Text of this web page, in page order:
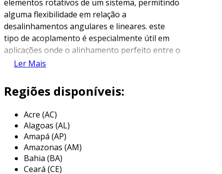
elementos rotativos de um sistema, permitindo
alguma flexibilidade em relação a
desalinhamentos angulares e lineares. este
tipo de acoplamento é especialmente útil em
aplicações onde o alinhamento perfeito entre o
eixo do motor e o eixo da máquina não pode
minimiza a tensão e os desgastes, aumentando
a durabilidade dos componentes conectados.
fabricados a partir de materiais como
elastômeros ou plásticos, os acoplamentos
flexíveis 3d são projetados para absorver
vibrações e choques, protegendo assim os
motores e outras partes do sistema de
Ler Mais
Regiões disponíveis:
Acre (AC)
Alagoas (AL)
Amapá (AP)
Amazonas (AM)
Bahia (BA)
Ceará (CE)